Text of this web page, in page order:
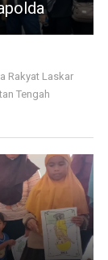
Rakyat Laskar
Tengah